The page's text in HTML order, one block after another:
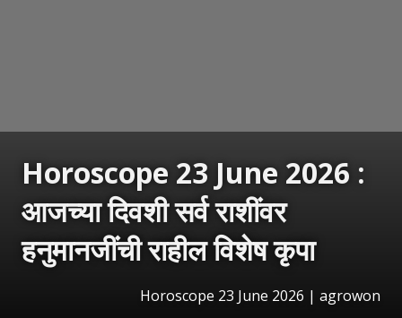
Horoscope 23 June 2026 :
आजच्या दिवशी सर्व राशींवर
हनुमानजींची राहील विशेष कृपा
Horoscope 23 June 2026 | agrowon